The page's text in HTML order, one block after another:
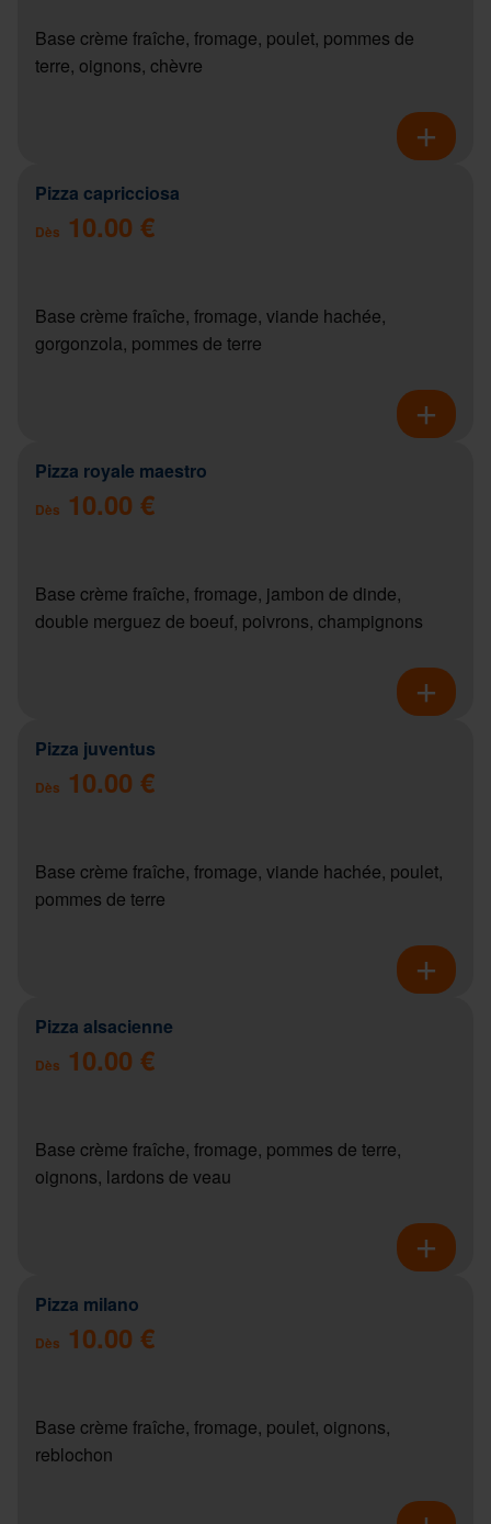
Base crème fraîche, fromage, poulet, pommes de
terre, oignons, chèvre
Pizza capricciosa
Dès 10.00 €
Base crème fraîche, fromage, viande hachée,
gorgonzola, pommes de terre
Pizza royale maestro
Dès 10.00 €
Base crème fraîche, fromage, jambon de dinde,
double merguez de boeuf, poivrons, champignons
Pizza juventus
Dès 10.00 €
Base crème fraîche, fromage, viande hachée, poulet,
pommes de terre
Pizza alsacienne
Dès 10.00 €
Base crème fraîche, fromage, pommes de terre,
oignons, lardons de veau
Pizza milano
Dès 10.00 €
Base crème fraîche, fromage, poulet, oignons,
reblochon